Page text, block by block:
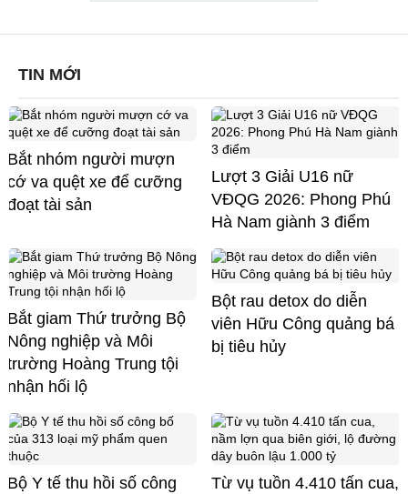
TIN MỚI
Bắt nhóm người mượn
cớ va quệt xe để cưỡng
đoạt tài sản
Lượt 3 Giải U16 nữ
VĐQG 2026: Phong Phú
Hà Nam giành 3 điểm
Bắt giam Thứ trưởng Bộ
Nông nghiệp và Môi
trường Hoàng Trung tội
nhận hối lộ
Bột rau detox do diễn
viên Hữu Công quảng bá
bị tiêu hủy
Bộ Y tế thu hồi số công
Từ vụ tuồn 4.410 tấn cua,